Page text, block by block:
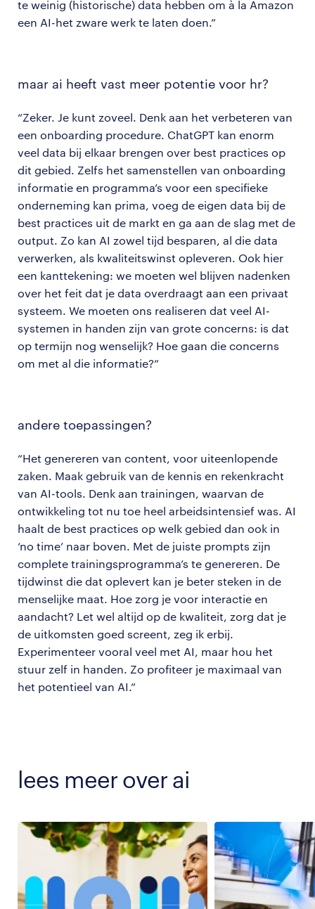
te weinig (historische) data hebben om à la Amazon
een AI-het zware werk te laten doen.”
maar ai heeft vast meer potentie voor hr?
“Zeker. Je kunt zoveel. Denk aan het verbeteren van
een onboarding procedure. ChatGPT kan enorm
veel data bij elkaar brengen over best practices op
dit gebied. Zelfs het samenstellen van onboarding
informatie en programma’s voor een specifieke
onderneming kan prima, voeg de eigen data bij de
best practices uit de markt en ga aan de slag met de
output. Zo kan AI zowel tijd besparen, al die data
verwerken, als kwaliteitswinst opleveren. Ook hier
een kanttekening: we moeten wel blijven nadenken
over het feit dat je data overdraagt aan een privaat
systeem. We moeten ons realiseren dat veel AI-
systemen in handen zijn van grote concerns: is dat
op termijn nog wenselijk? Hoe gaan die concerns
om met al die informatie?”
andere toepassingen?
“Het genereren van content, voor uiteenlopende
zaken. Maak gebruik van de kennis en rekenkracht
van AI-tools. Denk aan trainingen, waarvan de
ontwikkeling tot nu toe heel arbeidsintensief was. AI
haalt de best practices op welk gebied dan ook in
‘no time’ naar boven. Met de juiste prompts zijn
complete trainingsprogramma’s te genereren. De
tijdwinst die dat oplevert kan je beter steken in de
menselijke maat. Hoe zorg je voor interactie en
aandacht? Let wel altijd op de kwaliteit, zorg dat je
de uitkomsten goed screent, zeg ik erbij.
Experimenteer vooral veel met AI, maar hou het
stuur zelf in handen. Zo profiteer je maximaal van
het potentieel van AI.”
lees meer over ai